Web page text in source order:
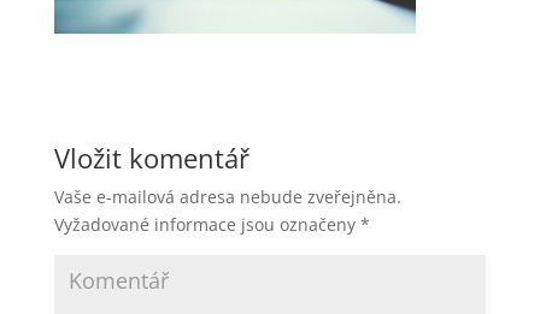
Vložit komentář
Vaše e-mailová adresa nebude zveřejněna.
Vyžadované informace jsou označeny *